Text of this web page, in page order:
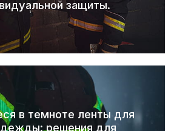
защиты.
в темноте ленты для
решения для